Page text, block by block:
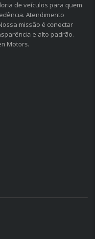
de veículos para quem
Atendimento
missão é conectar
e alto padrão.
Motors.